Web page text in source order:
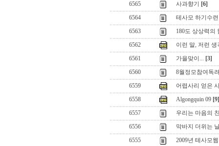
6565
사과향기
[6]
6564
테사모 하기수
6563
180도 상상력의
6562
이런 말, 저런 생
6561
가을맞이... [3]
6560
8월정모참여독
6559
어렵사리 얻은
6558
Algongquin 09 [9]
6557
우리는 마음의
6556
막바지 더위는
6555
2009년 테사모